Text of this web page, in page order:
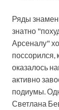
Ряды
знатно
Арсеналу"
поссорился,
оказалось
активно
подиумы.
Светлана